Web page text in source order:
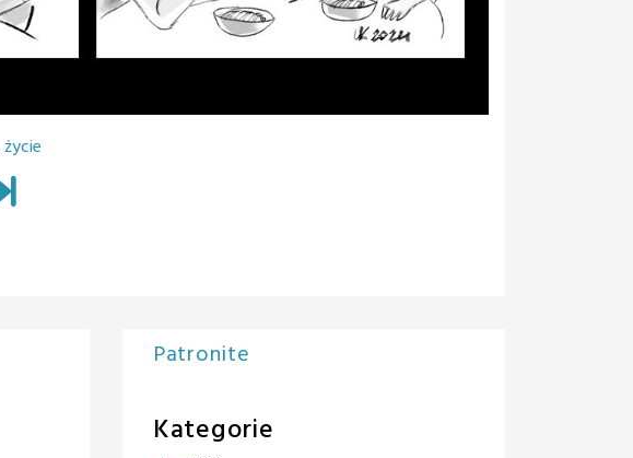
życie
Patronite
Kategorie